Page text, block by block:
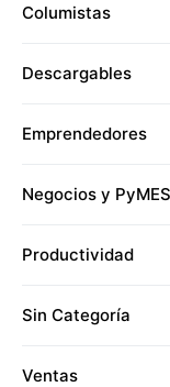
Columistas
Descargables
Emprendedores
Negocios y PyMES
Productividad
Sin Categoría
Ventas